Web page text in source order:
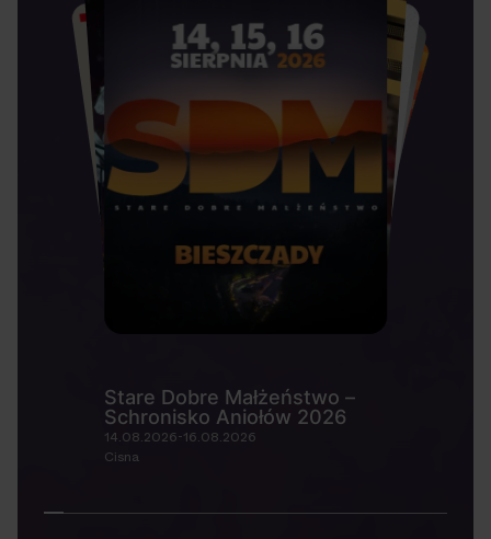
Stare Dobre Małżeństwo –
Schronisko Aniołów 2026
14.08.2026-16.08.2026
Cisna